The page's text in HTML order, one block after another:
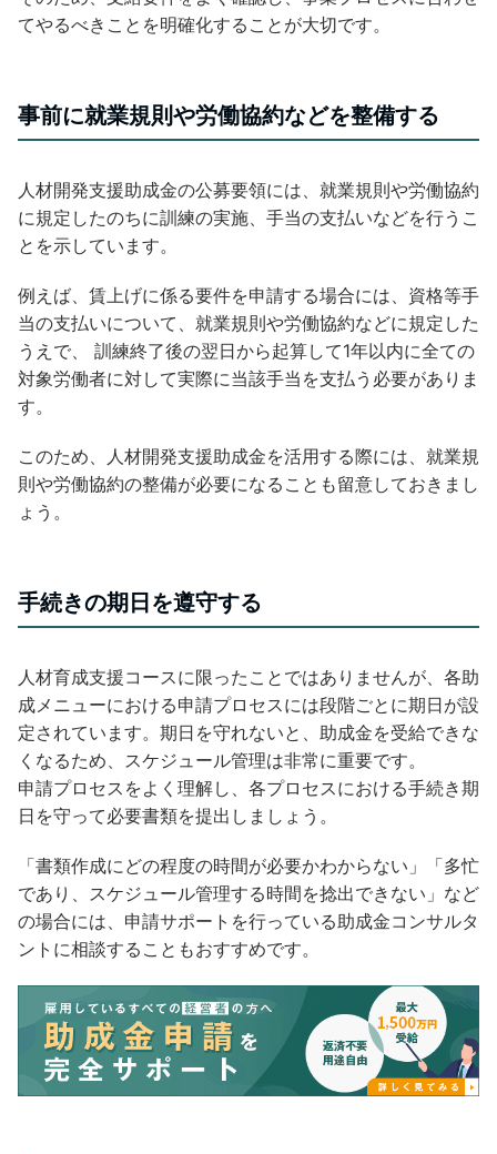
てやるべきことを明確化することが大切です。
事前に就業規則や労働協約などを整備する
人材開発支援助成金の公募要領には、就業規則や労働協約
に規定したのちに訓練の実施、手当の支払いなどを行うこ
とを示しています。
例えば、賃上げに係る要件を申請する場合には、資格等手
当の支払いについて、就業規則や労働協約などに規定した
うえで、 訓練終了後の翌日から起算して1年以内に全ての
対象労働者に対して実際に当該手当を支払う必要がありま
す。
このため、人材開発支援助成金を活用する際には、就業規
則や労働協約の整備が必要になることも留意しておきまし
ょう。
手続きの期日を遵守する
人材育成支援コースに限ったことではありませんが、各助
成メニューにおける申請プロセスには段階ごとに期日が設
定されています。期日を守れないと、助成金を受給できな
くなるため、スケジュール管理は非常に重要です。
申請プロセスをよく理解し、各プロセスにおける手続き期
日を守って必要書類を提出しましょう。
「書類作成にどの程度の時間が必要かわからない」「多忙
であり、スケジュール管理する時間を捻出できない」など
の場合には、申請サポートを行っている助成金コンサルタ
ントに相談することもおすすめです。